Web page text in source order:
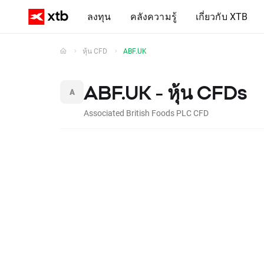
ลงทุน คลังความรู้ เกี่ยวกับ XTB
หุ้น CFD ABF.UK
ABF.UK - หุ้น CFDs
Associated British Foods PLC CFD